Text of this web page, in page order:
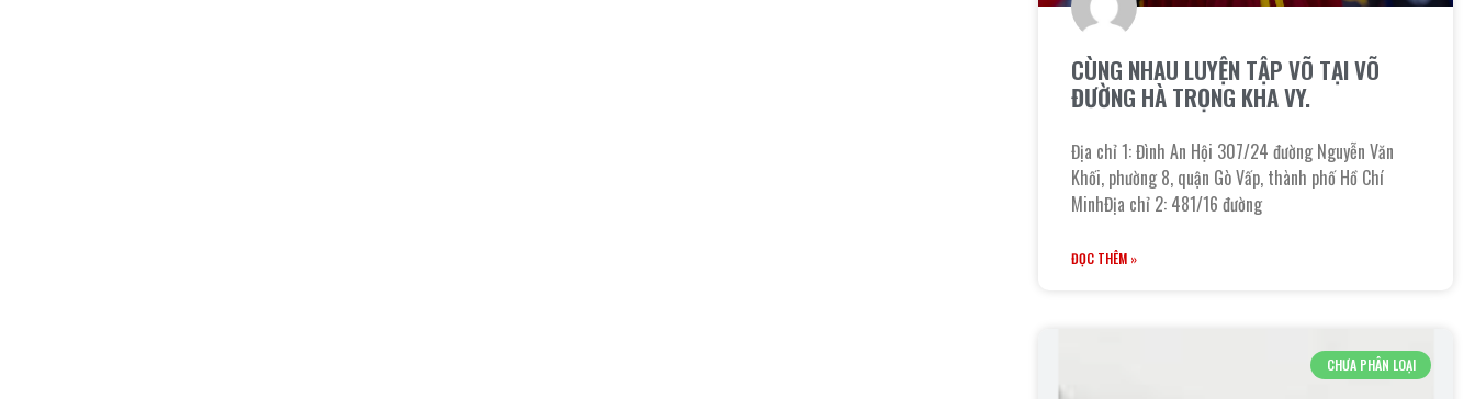
CÙNG NHAU LUYỆN TẬP VÕ TẠI VÕ
ĐƯỜNG HÀ TRỌNG KHA VY.
Địa chỉ 1: Đình An Hội 307/24 đường Nguyễn Văn
Khối, phường 8, quận Gò Vấp, thành phố Hồ Chí
MinhĐịa chỉ 2: 481/16 đường
ĐỌC THÊM »
CHƯA PHÂN LOẠI